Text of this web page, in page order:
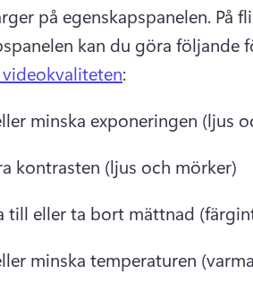
på egenskapspanelen. På
kan du göra följande
:
minska exponeringen (ljus
kontrasten (ljus och mörker)
till eller ta bort mättnad
minska temperaturen